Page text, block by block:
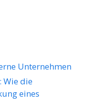
Unternehmen
Wie die
eines